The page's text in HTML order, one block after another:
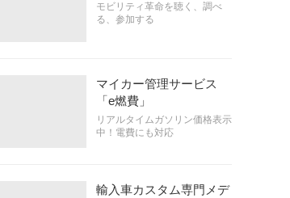
モビリティ革命を聴く、調べ
る、参加する
マイカー管理サービス
「e燃費」
リアルタイムガソリン価格表示
中！電費にも対応
輸入車カスタム専門メデ